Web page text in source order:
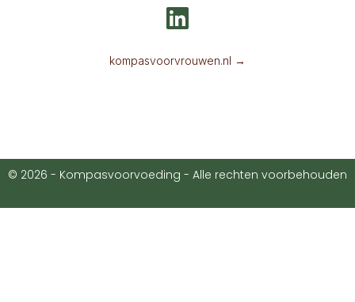
L
n
i
kompasvoorvrouwen.nl →
© 2026 - Kompasvoorvoeding - Alle rechten voorbehouden